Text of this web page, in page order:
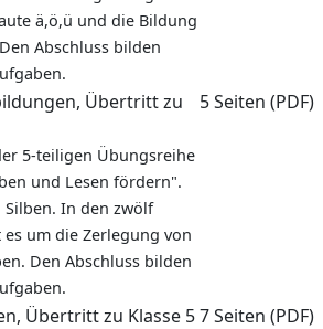
ä,ö,ü und die Bildung
Abschluss bilden
Übertritt zu
5-teiligen Übungsreihe
und Lesen fördern".
Silben. In den zwölf
um die Zerlegung von
Den Abschluss bilden
5 Seiten (PDF)
Übertritt zu Klasse 57 Seiten (PDF)